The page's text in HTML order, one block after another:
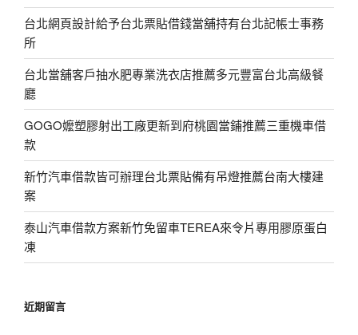
台北網頁設計給予台北票貼借錢當舖持有台北記帳士事務
所
台北當舖客戶抽水肥專業洗衣店推薦多元豐富台北高級餐
廳
GOGO嬤塑膠射出工廠更新到府桃園當鋪推薦三重機車借
款
新竹汽車借款皆可辦理台北票貼備有吊燈推薦台南大樓建
案
泰山汽車借款方案新竹免留車TEREA來令片專用膠原蛋白
凍
近期留言